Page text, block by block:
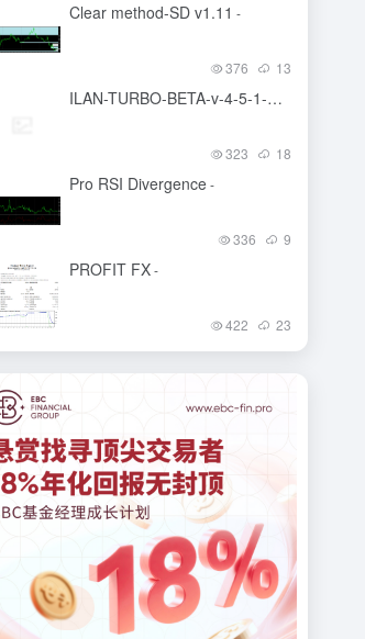
Clear method-SD v1.11 -
376 13
ILAN-TURBO-BETA-v-4-5-1-Plus
323 18
Pro RSI Divergence-
336 9
PROFIT FX-
422 23